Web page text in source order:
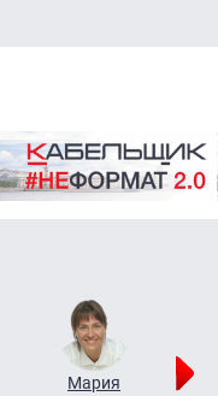
Мария